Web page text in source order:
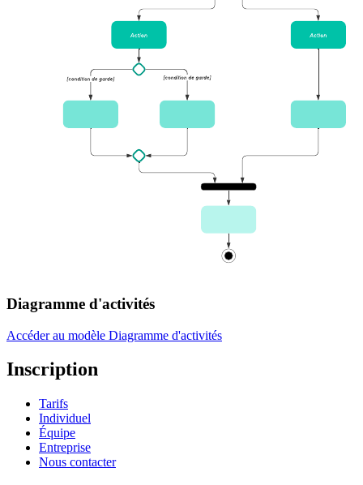
Diagramme d'activités
Accéder au modèle Diagramme d'activités
Inscription
Tarifs
Individuel
Équipe
Entreprise
Nous contacter